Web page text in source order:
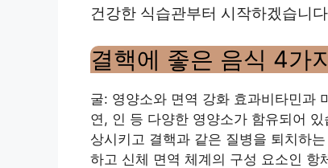
건강한 식습관부터 시작하겠습니
결핵에 좋은 음식 4가
굴: 영양소와 면역 강화 효과비타민과
연, 인 등 다양한 영양소가 함유되어
상시키고 결핵과 같은 질병을 퇴치하
하고 신체 면역 체계의 구성 요소인 항